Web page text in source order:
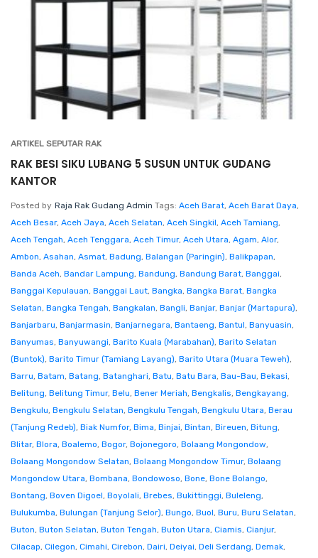
ARTIKEL SEPUTAR RAK
RAK BESI SIKU LUBANG 5 SUSUN UNTUK GUDANG
KANTOR
Posted by Raja Rak Gudang Admin Tags: Aceh Barat, Aceh Barat Daya,
Aceh Besar, Aceh Jaya, Aceh Selatan, Aceh Singkil, Aceh Tamiang,
Aceh Tengah, Aceh Tenggara, Aceh Timur, Aceh Utara, Agam, Alor,
Ambon, Asahan, Asmat, Badung, Balangan (Paringin), Balikpapan,
Banda Aceh, Bandar Lampung, Bandung, Bandung Barat, Banggai,
Banggai Kepulauan, Banggai Laut, Bangka, Bangka Barat, Bangka
Selatan, Bangka Tengah, Bangkalan, Bangli, Banjar, Banjar (Martapura),
Banjarbaru, Banjarmasin, Banjarnegara, Bantaeng, Bantul, Banyuasin,
Banyumas, Banyuwangi, Barito Kuala (Marabahan), Barito Selatan
(Buntok), Barito Timur (Tamiang Layang), Barito Utara (Muara Teweh),
Barru, Batam, Batang, Batanghari, Batu, Batu Bara, Bau-Bau, Bekasi,
Belitung, Belitung Timur, Belu, Bener Meriah, Bengkalis, Bengkayang,
Bengkulu, Bengkulu Selatan, Bengkulu Tengah, Bengkulu Utara, Berau
(Tanjung Redeb), Biak Numfor, Bima, Binjai, Bintan, Bireuen, Bitung,
Blitar, Blora, Boalemo, Bogor, Bojonegoro, Bolaang Mongondow,
Bolaang Mongondow Selatan, Bolaang Mongondow Timur, Bolaang
Mongondow Utara, Bombana, Bondowoso, Bone, Bone Bolango,
Bontang, Boven Digoel, Boyolali, Brebes, Bukittinggi, Buleleng,
Bulukumba, Bulungan (Tanjung Selor), Bungo, Buol, Buru, Buru Selatan,
Buton, Buton Selatan, Buton Tengah, Buton Utara, Ciamis, Cianjur,
Cilacap, Cilegon, Cimahi, Cirebon, Dairi, Deiyai, Deli Serdang, Demak,